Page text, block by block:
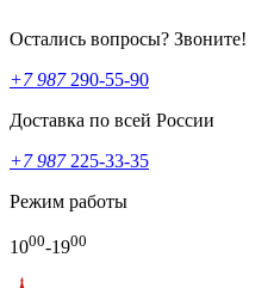
Остались вопросы? Звоните!
+7 987290-55-90
Доставка по всей России
+7 987225-33-35
Режим работы
1000-1900